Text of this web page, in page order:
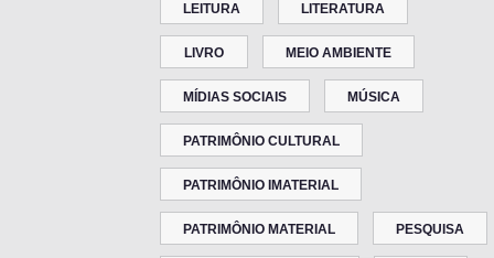
LEITURA LITERATURA
LIVRO MEIO AMBIENTE
MÍDIAS SOCIAIS MÚSICA
PATRIMÔNIO CULTURAL
PATRIMÔNIO IMATERIAL
PATRIMÔNIO MATERIAL PESQUISA